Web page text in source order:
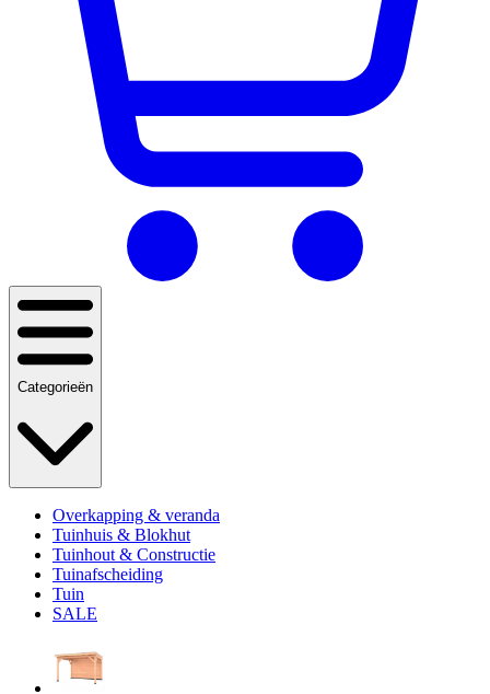
Categorieën
Overkapping & veranda
Tuinhuis & Blokhut
Tuinhout & Constructie
Tuinafscheiding
Tuin
SALE